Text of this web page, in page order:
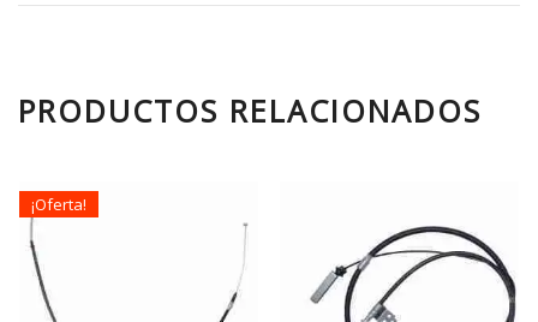
PRODUCTOS RELACIONADOS
¡Oferta!